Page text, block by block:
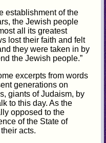
establishment of the
the Jewish people
all its greatest
lost their faith and felt
they were taken in by
the Jewish people.”
excerpts from words
generations on
giants of Judaism, by
to this day. As the
opposed to the
of the State of
acts.